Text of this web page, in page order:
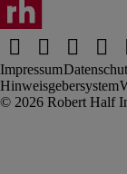
Impressum
Hinweisgebersystem